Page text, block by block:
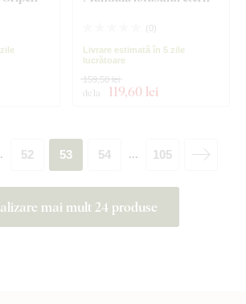
( 0)
Livrare estimată în 5 zile
lucrătoare
de la 119,60 lei
159,50 lei
mai mult 24 produse
52 53 54 ... 105